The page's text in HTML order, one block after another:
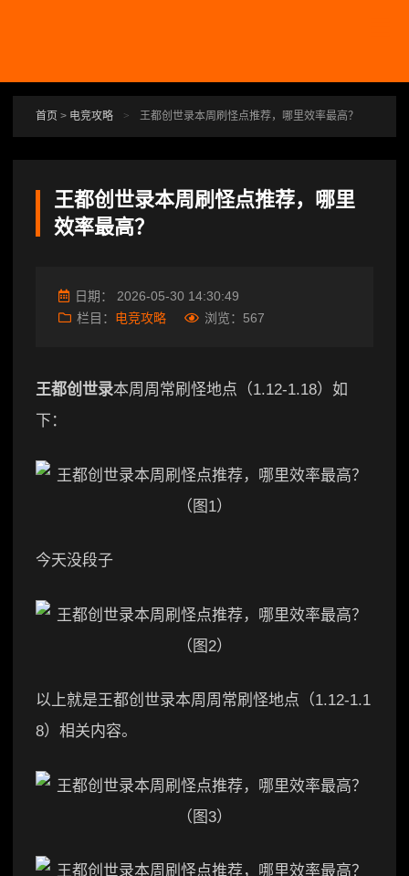
首页 > 电竞攻略 > 王都创世录本周刷怪点推荐，哪里效率最高？
王都创世录本周刷怪点推荐，哪里
效率最高？
日期： 2026-05-30 14:30:49
栏目： 电竞攻略 浏览： 567
王都创世录本周周常刷怪地点（1.12-1.18）如
下：
今天没段子
以上就是王都创世录本周周常刷怪地点（1.12-1.1
8）相关内容。